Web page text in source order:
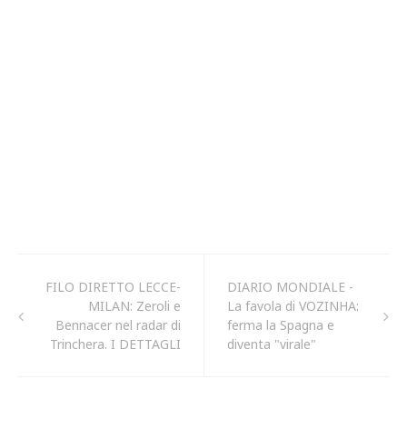
FILO DIRETTO LECCE-
MILAN: Zeroli e
Bennacer nel radar di
Trinchera. I DETTAGLI
DIARIO MONDIALE -
La favola di VOZINHA:
ferma la Spagna e
diventa "virale"